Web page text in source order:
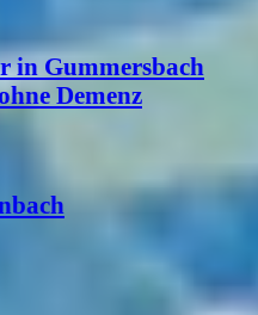
in Gummersbach
Demenz